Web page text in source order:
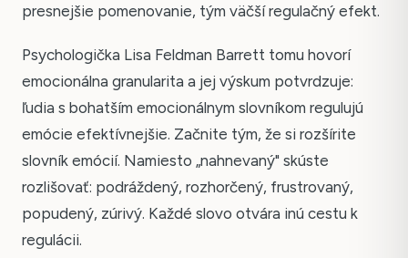
presnejšie pomenovanie, tým väčší regulačný efekt.
Psychologička Lisa Feldman Barrett tomu hovorí
emocionálna granularita a jej výskum potvrdzuje:
ľudia s bohatším emocionálnym slovníkom regulujú
emócie efektívnejšie. Začnite tým, že si rozšírite
slovník emócií. Namiesto „nahnevaný" skúste
rozlišovať: podráždený, rozhorčený, frustrovaný,
popudený, zúrivý. Každé slovo otvára inú cestu k
regulácii.